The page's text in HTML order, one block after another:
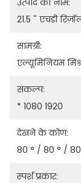
उत्पाद का नाम:
21.5 '' एचडी
सामग्री:
एल्यूमिनियम
संकल्प:
* 1080 1920
देखने के कोण:
80 ° / 80 ° /
स्पर्श प्रकार: